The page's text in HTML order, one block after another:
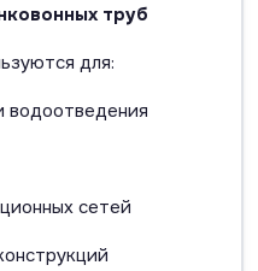
труб
для:
водоотведения
сетей